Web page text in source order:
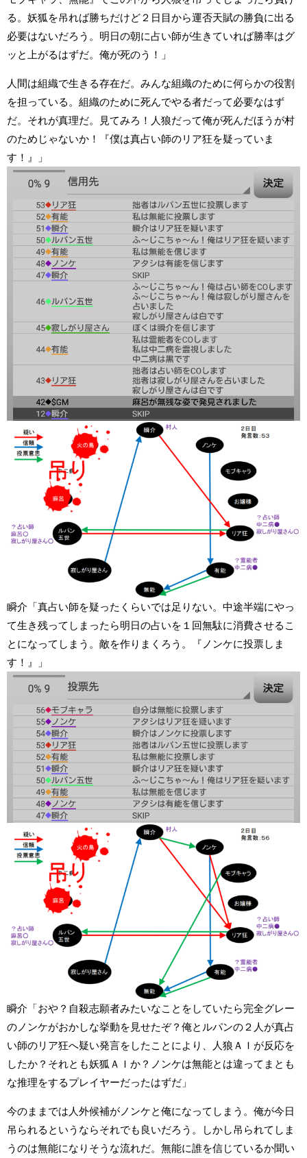
る。妖狐を吊れば勝ちだけど２日目から運否天賦の勝負に出る
必要はないだろう。明日の朝に占い師が生きていれば勝率はグ
ッと上がるはずだ。俺が死のう！」
人間は組織で生きる存在だ。みんな組織のために何らかの役割
を担っている。組織のために死んでやる者だって必要なはず
だ。それが真理だ。見てみろ！人狼だって俺が死んだほうが村
のためじゃないか！『僕は真占い師のリア狂を疑っていま
す！』」
瞬介「真占い師を疑ったくらいでは足りない。中途半端にやっ
て生き残ってしまったら明日の占いを１回無駄に消費させるこ
とになってしまう。敵を作りまくろう。『ノンケに投票しま
す！』」
瞬介「おや？自殺志願者みたいなことをしていたら完全グレー
のノンケがおかしな挙動を見せたぞ？俺とルパンの２人が真占
い師のリア狂へ疑い発言をしたことにより、人狼ＡＩが反応を
したか？それとも妖狐ＡＩか？ノンケは無能とは違ってまとも
な推理をするプレイヤーだったはずだ」
今のままでは人外候補がノンケと俺になってしまう。俺が今日
吊られるというならそれでも良いだろう。しかし吊られてしま
うのは無能になりそうな流れだ。無能に誰を信じているか聞い